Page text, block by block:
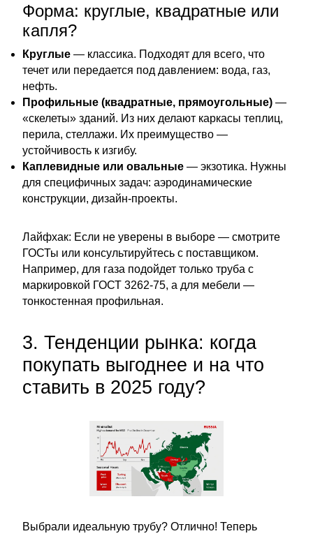
Форма: круглые, квадратные или
капля?
Круглые — классика. Подходят для всего, что
течет или передается под давлением: вода, газ,
нефть.
Профильные (квадратные, прямоугольные) —
«скелеты» зданий. Из них делают каркасы теплиц,
перила, стеллажи. Их преимущество —
устойчивость к изгибу.
Каплевидные или овальные — экзотика. Нужны
для специфичных задач: аэродинамические
конструкции, дизайн-проекты.
Лайфхак: Если не уверены в выборе — смотрите
ГОСТы или консультируйтесь с поставщиком.
Например, для газа подойдет только труба с
маркировкой ГОСТ 3262-75, а для мебели —
тонкостенная профильная.
3. Тенденции рынка: когда
покупать выгоднее и на что
ставить в 2025 году?
Выбрали идеальную трубу? Отлично! Теперь